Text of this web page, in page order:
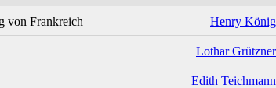
Frankreich Henry König
Lothar Grützner
Edith Teichmann